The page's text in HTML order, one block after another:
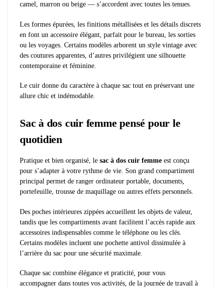
camel, marron ou beige — s’accordent avec toutes les tenues.
Les formes épurées, les finitions métallisées et les détails discrets
en font un accessoire élégant, parfait pour le bureau, les sorties
ou les voyages. Certains modèles arborent un style vintage avec
des coutures apparentes, d’autres privilégient une silhouette
contemporaine et féminine.
Le cuir donne du caractère à chaque sac tout en préservant une
allure chic et indémodable.
Sac à dos cuir femme pensé pour le
quotidien
Pratique et bien organisé, le sac à dos cuir femme est conçu
pour s’adapter à votre rythme de vie. Son grand compartiment
principal permet de ranger ordinateur portable, documents,
portefeuille, trousse de maquillage ou autres effets personnels.
Des poches intérieures zippées accueillent les objets de valeur,
tandis que les compartiments avant facilitent l’accès rapide aux
accessoires indispensables comme le téléphone ou les clés.
Certains modèles incluent une pochette antivol dissimulée à
l’arrière du sac pour une sécurité maximale.
Chaque sac combine élégance et praticité, pour vous
accompagner dans toutes vos activités, de la journée de travail à